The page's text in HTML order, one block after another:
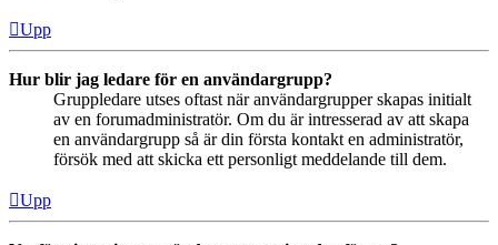
Upp
Hur blir jag ledare för en användargrupp?
Gruppledare utses oftast när användargrupper skapas initialt
av en forumadministratör. Om du är intresserad av att skapa
en användargrupp så är din första kontakt en administratör,
försök med att skicka ett personligt meddelande till dem.
Upp